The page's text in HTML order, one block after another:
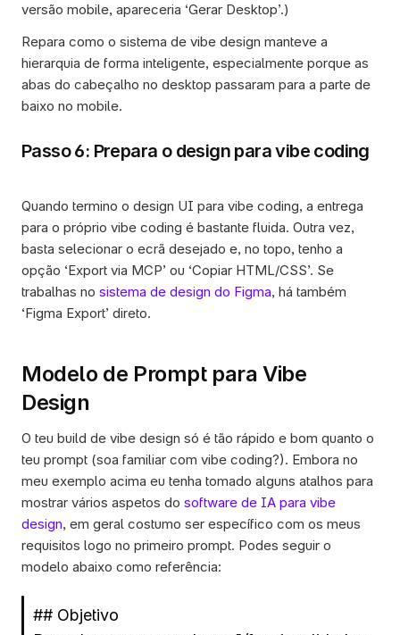
versão mobile, apareceria ‘Gerar Desktop’.)
Repara como o sistema de vibe design manteve a
hierarquia de forma inteligente, especialmente porque as
abas do cabeçalho no desktop passaram para a parte de
baixo no mobile.
Passo 6: Prepara o design para vibe coding
Quando termino o design UI para vibe coding, a entrega
para o próprio vibe coding é bastante fluida. Outra vez,
basta selecionar o ecrã desejado e, no topo, tenho a
opção ‘Export via MCP’ ou ‘Copiar HTML/CSS’. Se
trabalhas no sistema de design do Figma, há também
‘Figma Export’ direto.
Modelo de Prompt para Vibe
Design
O teu build de vibe design só é tão rápido e bom quanto o
teu prompt (soa familiar com vibe coding?). Embora no
meu exemplo acima eu tenha tomado alguns atalhos para
mostrar vários aspetos do software de IA para vibe
design, em geral costumo ser específico com os meus
requisitos logo no primeiro prompt. Podes seguir o
modelo abaixo como referência:
## Objetivo